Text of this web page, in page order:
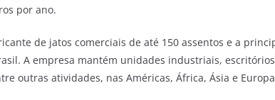
por ano.
de jatos comerciais de até 150 assentos e a
A empresa mantém unidades industriais,
outras atividades, nas Américas, África, Ásia e Europa